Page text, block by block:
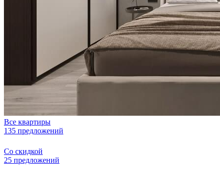
Все квартиры
135 предложений
Со скидкой
25 предложений